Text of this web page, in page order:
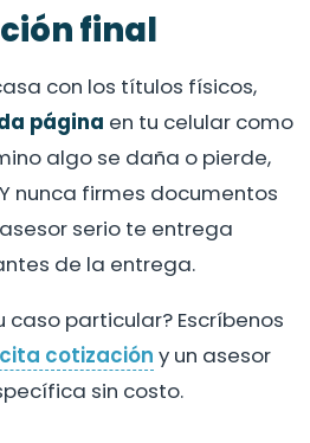
final
con los títulos físicos,
página en tu celular como
algo se daña o pierde,
nunca firmes documentos
serio te entrega
de la entrega.
caso particular? Escríbenos
cotización y un asesor
sin costo.